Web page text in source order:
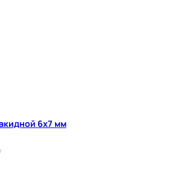
6х7 мм